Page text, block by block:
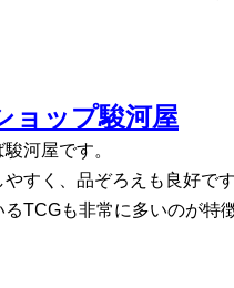
ョップ駿河屋
河屋です。
すく、品ぞろえも良好です
TCGも非常に多いのが特